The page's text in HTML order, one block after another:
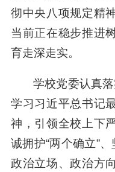
彻中央八项规定精
当前正在稳步推进
育走深走实。
学校党委认真
学习习近平总书记
神，引领全校上下
诚拥护“两个确立”
政治立场、政治方